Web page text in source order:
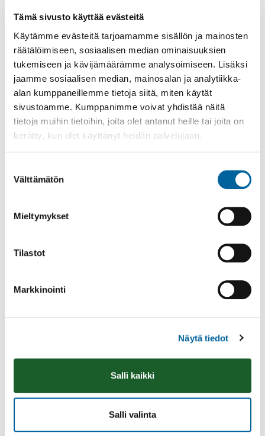
Tämä sivusto käyttää evästeitä
Käytämme evästeitä tarjoamamme sisällön ja mainosten
räätälöimiseen, sosiaalisen median ominaisuuksien
tukemiseen ja kävijämäärämme analysoimiseen. Lisäksi
jaamme sosiaalisen median, mainosalan ja analytiikka-
alan kumppaneillemme tietoja siitä, miten käytät
sivustoamme. Kumppanimme voivat yhdistää näitä
tietoja muihin tietoihin, joita olet antanut heille tai joita on
kerätty, kun olet käyttänyt heidän palvelujaan.
valinta
Välttämätön
Mieltymykset
Tilastot
Markkinointi
Näytä tiedot
Salli kaikki
Salli valinta
Ikaalinen-lipputuotteet ja Ikaalinen-Tampere
sarjaliput: Länsilinjojenmatkakorttikauppa
Länsilinjojen kaukoliikenteen aikataulut:
https://lansilinjat.fi/aikataulut-ja-
hinnat/kaukoliikenne/
A. Lamminmäki Oy
aikataulut:https://lamminmaki.fi/reittiliikenne
avointa joukkoliikennettä!
alue